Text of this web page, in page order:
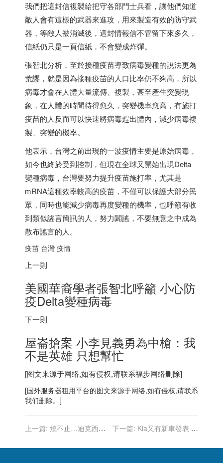
我們把這封信複製給把守各部門士兵看，讓他們知道
敵人會有這樣的武器來進攻，用來製造有效的防守武
器，等敵人被消滅後，這封情報信不管留下來多久，
信紙仍只是一頁信紙，不會變成炸彈。
張智北分析，至於接種疫苗導致病毒變種的說法更為
荒謬，就是因為接種疫苗的人口比率仍不夠高，所以
病毒才會在人體大量流傳、複製，甚至產生突變現
象，在人體的時間待得愈久，突變機率愈高，有施打
疫苗的人反而可以快速將病毒趕出體內，減少病毒複
製、突變的機率。
他表示，台灣之前出現的一波疫情主要是原始病毒，
如今也終於受到控制，但現在全球又開始出現Delta
變種病毒，台灣要努力提升疫苗施打率，尤其是
mRNA這種效率較高的疫苗，不僅可以保護大部分民
眾，同時也能減少病毒再度變種的機率，也呼籲有收
到類似謠言簡訊的人，努力闢謠，不要無意之中成為
散布謠言的人。
疫苗 台灣 疫情
上一則
美國華裔學者張智北呼籲 小心防
疫Delta變種病毒
下一則
屋崙搶案 小李見義勇為中槍：我
不是英雄 只想幫忙
[图文来源于网络,如有侵权,请联系福步网络删除]
[国外服务器租用平台的图文来源于网络,如有侵权,请联系
我们删除。]
上一篇: 燒不止…迪克西山
受控
下一篇: Kia又有新車發表 最